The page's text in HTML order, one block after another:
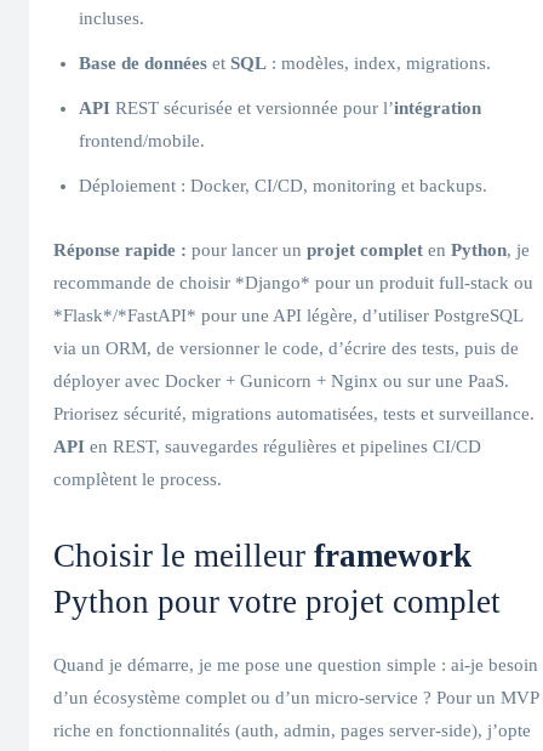
incluses.
Base de données et SQL : modèles, index, migrations.
API REST sécurisée et versionnée pour l’intégration
frontend/mobile.
Déploiement : Docker, CI/CD, monitoring et backups.
Réponse rapide : pour lancer un projet complet en Python, je
recommande de choisir *Django* pour un produit full‑stack ou
*Flask*/*FastAPI* pour une API légère, d’utiliser PostgreSQL
via un ORM, de versionner le code, d’écrire des tests, puis de
déployer avec Docker + Gunicorn + Nginx ou sur une PaaS.
Priorisez sécurité, migrations automatisées, tests et surveillance.
API en REST, sauvegardes régulières et pipelines CI/CD
complètent le process.
Choisir le meilleur framework
Python pour votre projet complet
Quand je démarre, je me pose une question simple : ai‑je besoin
d’un écosystème complet ou d’un micro‑service ? Pour un MVP
riche en fonctionnalités (auth, admin, pages server‑side), j’opte